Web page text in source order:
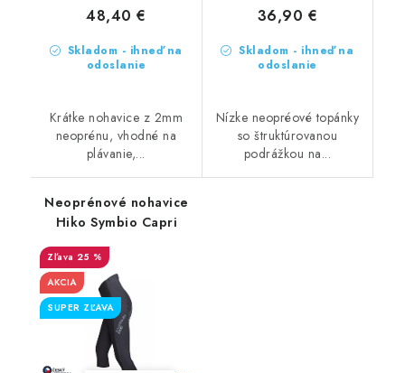
Skladom - ihneď na
odoslanie
48,40 €
Krátke nohavice z 2mm
neoprénu, vhodné na
plávanie,...
Skladom - ihneď na
odoslanie
36,90 €
Nízke neopréové topánky
so štruktúrovanou
podrážkou na...
Neoprénové nohavice
Hiko Symbio Capri
25 %
AKCIA
SUPER ZĽAVA